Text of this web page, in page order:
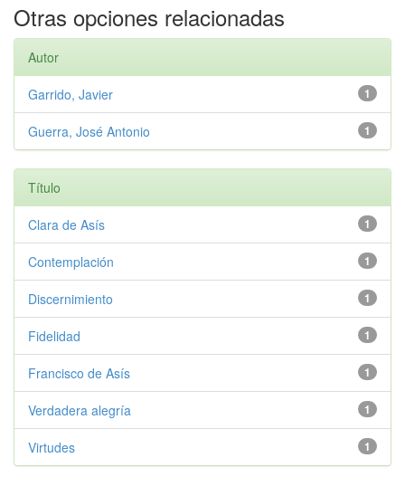
Otras opciones relacionadas
Autor
1
Garrido, Javier
1
Guerra, José Antonio
Título
1
Clara de Asís
1
Contemplación
1
Discernimiento
1
Fidelidad
1
Francisco de Asís
1
Verdadera alegría
1
Virtudes